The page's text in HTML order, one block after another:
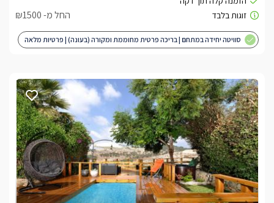
החל מ- ₪1500
סוויטה יחידה במתחם | בריכה פרטית מחוממת ומקורה (בעונה) | פרטיות מלאה